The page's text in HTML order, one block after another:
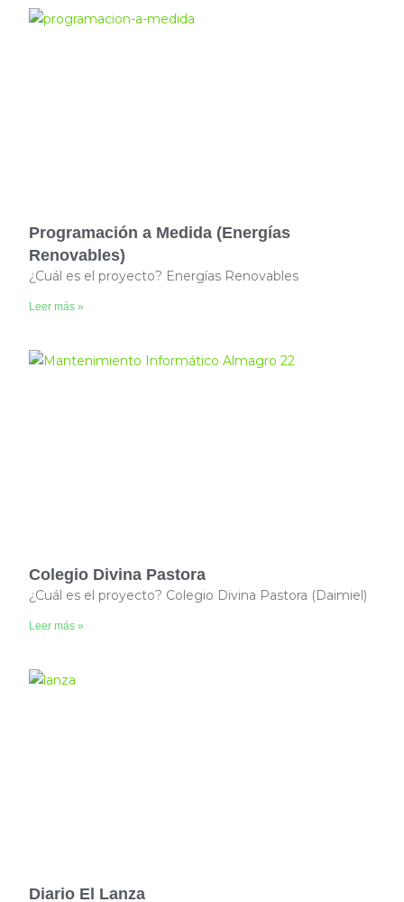
Programación a Medida (Energías
Renovables)
¿Cuál es el proyecto? Energías Renovables
Leer más »
Colegio Divina Pastora
¿Cuál es el proyecto? Colegio Divina Pastora (Daimiel)
Leer más »
Diario El Lanza